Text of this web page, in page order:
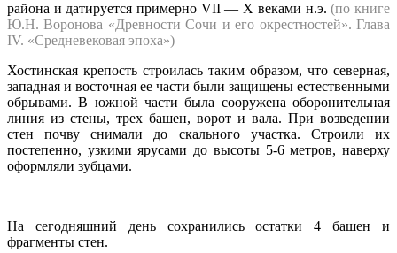
района и датируется примерно VII — X веками н.э.(по книге
Ю.Н. Воронова «Древности Сочи и его окрестностей». Глава
IV. «Средневековая эпоха»)
Хостинская крепость строилась таким образом, что северная,
западная и восточная ее части были защищены естественными
обрывами. В южной части была сооружена оборонительная
линия из стены, трех башен, ворот и вала. При возведении
стен почву снимали до скального участка. Строили их
постепенно, узкими ярусами до высоты 5-6 метров, наверху
оформляли зубцами.
На сегодняшний день сохранились остатки 4 башен и
фрагменты стен.